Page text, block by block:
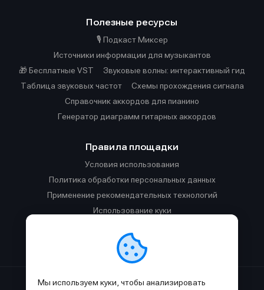
Полезные ресурсы
🎙️ Подкаст Миксер
Источники информации для музыкантов
🎁 Бесплатные VST
Звуковые волны: интерактивный гид
Таблица звуковых частот
Cхемы прохождения сигнала
Справочник аккордов для пианино
Генератор диаграмм гитарных аккордов
Правила площадки
Условия использования
Политика обработки персональных данных
Применение рекомендательных технологий
Использование куки
Правила общения в Телеграм-чате
Мы используем куки, чтобы анализировать